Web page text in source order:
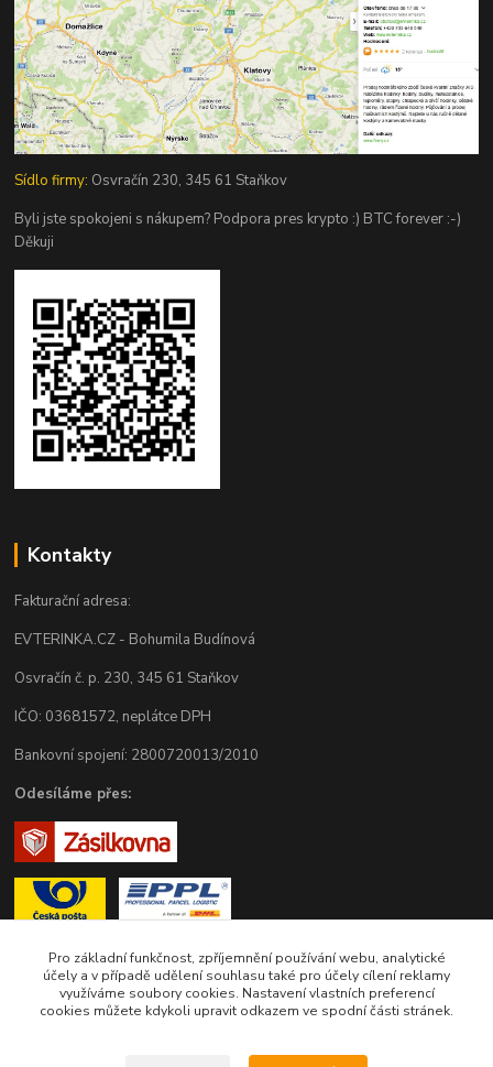
Sídlo firmy: Osvračín 230, 345 61 Staňkov
Byli jste spokojeni s nákupem? Podpora pres krypto :) BTC forever :-)
Děkuji
Kontakty
Fakturační adresa:
EVTERINKA.CZ - Bohumila Budínová
Osvračín č. p. 230, 345 61 Staňkov
IČO: 03681572, neplátce DPH
Bankovní spojení: 2800720013/2010
Odesíláme přes:
Zákaznická podpora eshopu EVTERINKA.CZ
Pro základní funkčnost, zpříjemnění používání webu, analytické
účely a v případě udělení souhlasu také pro účely cílení reklamy
využíváme soubory cookies. Nastavení vlastních preferencí
cookies můžete kdykoli upravit odkazem ve spodní části stránek.